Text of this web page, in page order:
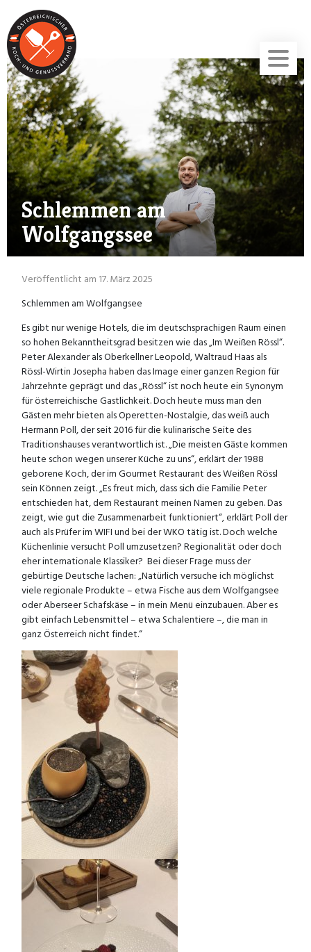
Schlemmen am
Wolfgangssee
Veröffentlicht am 17. März 2025
Schlemmen am Wolfgangsee
Es gibt nur wenige Hotels, die im deutschsprachigen Raum einen
so hohen Bekanntheitsgrad besitzen wie das „Im Weißen Rössl“.
Peter Alexander als Oberkellner Leopold, Waltraud Haas als
Rössl-Wirtin Josepha haben das Image einer ganzen Region für
Jahrzehnte geprägt und das „Rössl“ ist noch heute ein Synonym
für österreichische Gastlichkeit. Doch heute muss man den
Gästen mehr bieten als Operetten-Nostalgie, das weiß auch
Hermann Poll, der seit 2016 für die kulinarische Seite des
Traditionshauses verantwortlich ist. „Die meisten Gäste kommen
heute schon wegen unserer Küche zu uns“, erklärt der 1988
geborene Koch, der im Gourmet Restaurant des Weißen Rössl
sein Können zeigt. „Es freut mich, dass sich die Familie Peter
entschieden hat, dem Restaurant meinen Namen zu geben. Das
zeigt, wie gut die Zusammenarbeit funktioniert“, erklärt Poll der
auch als Prüfer im WIFI und bei der WKO tätig ist. Doch welche
Küchenlinie versucht Poll umzusetzen? Regionalität oder doch
eher internationale Klassiker? Bei dieser Frage muss der
gebürtige Deutsche lachen: „Natürlich versuche ich möglichst
viele regionale Produkte – etwa Fische aus dem Wolfgangsee
oder Aberseer Schafskäse – in mein Menü einzubauen. Aber es
gibt einfach Lebensmittel – etwa Schalentiere –, die man in
ganz Österreich nicht findet.“